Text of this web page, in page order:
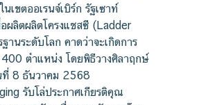
เขตออเรนจ์เบิร์ก รัฐเซาท์
ผลิตผลิตโครงแชสซี (Ladder
านระดับโลก คาดว่าจะเกิดการ
400 ตำแหน่ง โดยพิธีวางศิลาฤกษ์
ที่ 8 ธันวาคม 2568
รับโล่ประกาศเกียรติคุณ